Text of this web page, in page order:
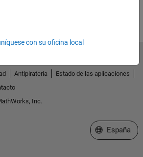
con su oficina local
Antipiratería
Estado de las aplicaciones
Inc.
Seleccione
España